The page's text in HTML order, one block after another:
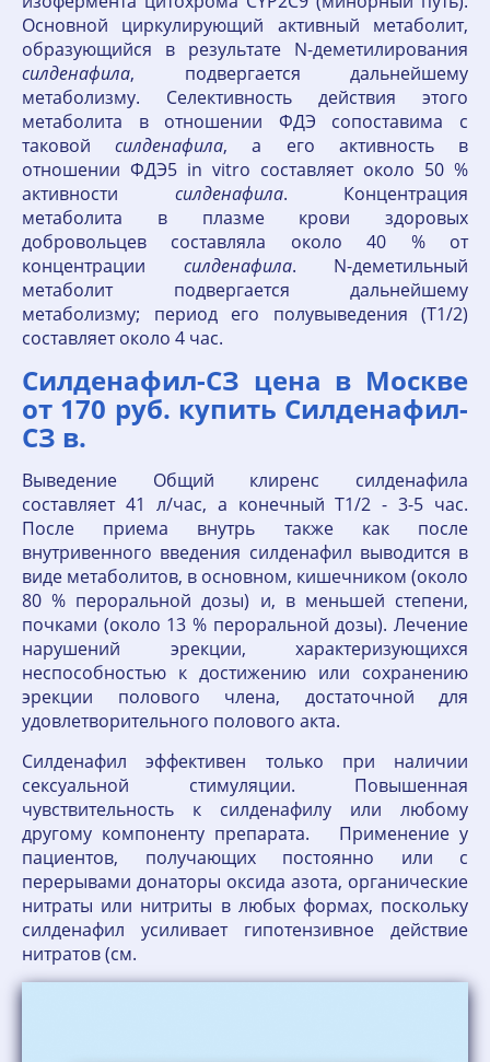
Основной циркулирующий активный метаболит,
образующийся в результате N-деметилирования
силденафила, подвергается дальнейшему
метаболизму. Селективность действия этого
метаболита в отношении ФДЭ сопоставима с
таковойсилденафила, а его активность в
отношении ФДЭ5 in vitro составляет около 50 %
активности силденафила. Концентрация
метаболита в плазме крови здоровых
добровольцев составляла около 40 % от
концентрации силденафила. N-деметильный
метаболит подвергается дальнейшему
метаболизму; период его полувыведения (Т1/2)
составляет около 4 час.
Силденафил-СЗ цена в Москве
от 170 руб. купить Силденафил-
СЗ в.
Выведение Общий клиренс силденафила
составляет 41 л/час, а конечный T1/2 - 3-5 час.
После приема внутрь также как после
внутривенного введения силденафил выводится в
виде метаболитов, в основном, кишечником (около
80 % пероральной дозы) и, в меньшей степени,
почками (около 13 % пероральной дозы). Лечение
нарушений эрекции, характеризующихся
неспособностью к достижению или сохранению
эрекции полового члена, достаточной для
удовлетворительного полового акта.
Силденафил эффективен только при наличии
сексуальной стимуляции. Повышенная
чувствительность к силденафилу или любому
другому компоненту препарата. Применение у
пациентов, получающих постоянно или с
перерывами донаторы оксида азота, органические
нитраты или нитриты в любых формах, поскольку
силденафил усиливает гипотензивное действие
нитратов (см.